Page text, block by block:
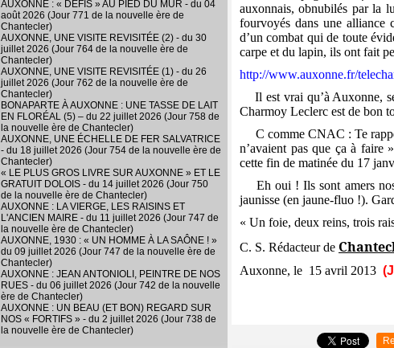
AUXONNE : « DÉFIS » AU PIED DU MUR - du 04
août 2026 (Jour 771 de la nouvelle ère de
Chantecler)
AUXONNE, UNE VISITE REVISITÉE (2) - du 30
juillet 2026 (Jour 764 de la nouvelle ère de
Chantecler)
AUXONNE, UNE VISITE REVISITÉE (1) - du 26
juillet 2026 (Jour 762 de la nouvelle ère de
Chantecler)
BONAPARTE À AUXONNE : UNE TASSE DE LAIT
EN FLORÉAL (5) – du 22 juillet 2026 (Jour 758 de
la nouvelle ère de Chantecler)
AUXONNE, UNE ÉCHELLE DE FER SALVATRICE
- du 18 juillet 2026 (Jour 754 de la nouvelle ère de
Chantecler)
« LE PLUS GROS LIVRE SUR AUXONNE » ET LE
GRATUIT DOLOIS - du 14 juillet 2026 (Jour 750
de la nouvelle ère de Chantecler)
AUXONNE : LA VIERGE, LES RAISINS ET
L'ANCIEN MAIRE - du 11 juillet 2026 (Jour 747 de
la nouvelle ère de Chantecler)
AUXONNE, 1930 : « UN HOMME À LA SAÔNE ! »
du 09 juillet 2026 (Jour 747 de la nouvelle ère de
Chantecler)
AUXONNE : JEAN ANTONIOLI, PEINTRE DE NOS
RUES - du 06 juillet 2026 (Jour 742 de la nouvelle
ère de Chantecler)
AUXONNE : UN BEAU (ET BON) REGARD SUR
NOS « FORTIFS » - du 2 juillet 2026 (Jour 738 de
la nouvelle ère de Chantecler)
auxonnais, obnubilés par la
fourvoyés dans une alliance
d’un combat qui de toute
carpe et du lapin, ils ont fait
http://www.auxonne.fr/
Il est vrai qu’à Auxonne,
Charmoy Leclerc est de bon
C comme CNAC : Te
n’avaient pas que ça à faire
cette fin de matinée du 17
Eh oui ! Ils sont amers
jaunisse (en jaune-fluo !).
« Un foie, deux reins, trois
C. S. Rédacteur de
Auxonne, le 15 avril 2013